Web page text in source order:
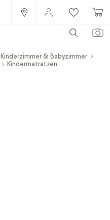
Kinderzimmer & Babyzimmer
Kindermatratzen